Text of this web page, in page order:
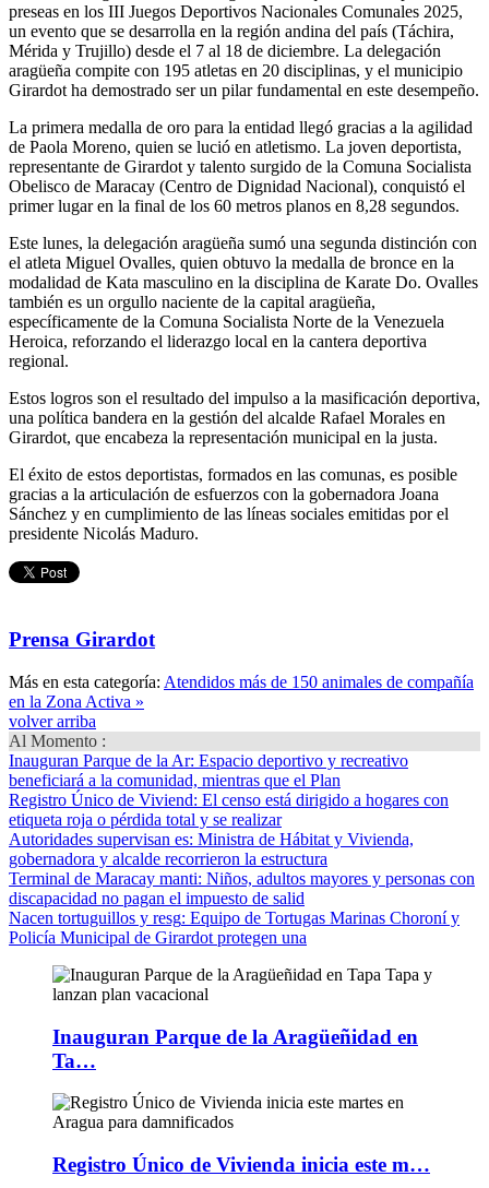
preseas en los III Juegos Deportivos Nacionales Comunales 2025,
un evento que se desarrolla en la región andina del país (Táchira,
Mérida y Trujillo) desde el 7 al 18 de diciembre. La delegación
aragüeña compite con 195 atletas en 20 disciplinas, y el municipio
Girardot ha demostrado ser un pilar fundamental en este desempeño.
La primera medalla de oro para la entidad llegó gracias a la agilidad
de Paola Moreno, quien se lució en atletismo. La joven deportista,
representante de Girardot y talento surgido de la Comuna Socialista
Obelisco de Maracay (Centro de Dignidad Nacional), conquistó el
primer lugar en la final de los 60 metros planos en 8,28 segundos.
Este lunes, la delegación aragüeña sumó una segunda distinción con
el atleta Miguel Ovalles, quien obtuvo la medalla de bronce en la
modalidad de Kata masculino en la disciplina de Karate Do. Ovalles
también es un orgullo naciente de la capital aragüeña,
específicamente de la Comuna Socialista Norte de la Venezuela
Heroica, reforzando el liderazgo local en la cantera deportiva
regional.
Estos logros son el resultado del impulso a la masificación deportiva,
una política bandera en la gestión del alcalde Rafael Morales en
Girardot, que encabeza la representación municipal en la justa.
El éxito de estos deportistas, formados en las comunas, es posible
gracias a la articulación de esfuerzos con la gobernadora Joana
Sánchez y en cumplimiento de las líneas sociales emitidas por el
presidente Nicolás Maduro.
Prensa Girardot
Más en esta categoría: Atendidos más de 150 animales de compañía
en la Zona Activa »
volver arriba
Al Momento :
Inauguran Parque de la Ar: Espacio deportivo y recreativo
beneficiará a la comunidad, mientras que el Plan
Registro Único de Viviend: El censo está dirigido a hogares con
etiqueta roja o pérdida total y se realizar
Autoridades supervisan es: Ministra de Hábitat y Vivienda,
gobernadora y alcalde recorrieron la estructura
Terminal de Maracay manti: Niños, adultos mayores y personas con
discapacidad no pagan el impuesto de salid
Nacen tortuguillos y resg: Equipo de Tortugas Marinas Choroní y
Policía Municipal de Girardot protegen una
Inauguran Parque de la Aragüeñidad en
Ta…
Registro Único de Vivienda inicia este m…